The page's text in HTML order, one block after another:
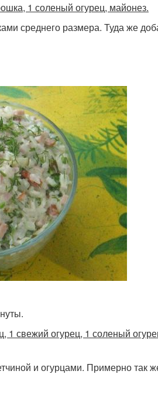
1 соленый огурец, майонез.
среднего размера. Туда же
1 свежий огурец, 1 соленый
и огурцами. Примерно так